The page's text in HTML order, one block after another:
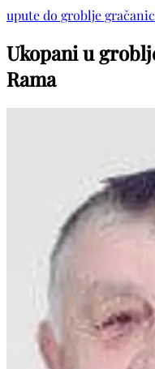
upute do groblje
Ukopani u
Rama